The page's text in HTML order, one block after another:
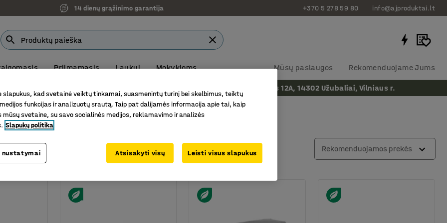
14 dienų grąžinimo garantija +370 5 278 59 80 info@ajproduktai.lt
Priimamasis Laukui Mokykloms Mūsų paslaugos Rekomenduojame Jums
PVM | Prekių ekspozicija ir užsakymų atsiėmimas: Senasis Ukmergės kelias 12A, 14302 Užubaliai, Vilniaus r.
laukui
laukui
Rekomenduojamos prekės
slapukus, kad svetainė veiktų tinkamai, suasmenintų turinį bei skelbimus, teiktų
funkcijas ir analizuotų srautą. Taip pat dalijamės informacija apie tai, kaip
mūsų svetaine, su savo socialinės medijos, reklamavimo ir analizės
Slapukų politika
nustatymai Atsisakyti visų Leisti visus slapukus